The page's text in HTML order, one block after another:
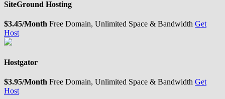
SiteGround Hosting
$3.45/Month Free Domain, Unlimited Space & Bandwidth Get
Host
Hostgator
$3.95/Month Free Domain, Unlimited Space & Bandwidth Get
Host